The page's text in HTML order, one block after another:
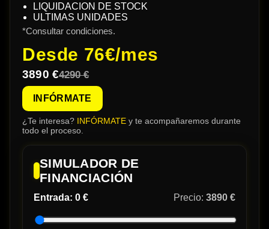
LIQUIDACION DE STOCK
ULTIMAS UNIDADES
*Consultar condiciones.
Desde 76€/mes
3890 €4290 €
INFÓRMATE
¿Te interesa? INFÓRMATE y te acompañaremos durante
todo el proceso.
SIMULADOR DE
FINANCIACIÓN
Entrada: 0 € Precio: 3890 €